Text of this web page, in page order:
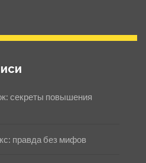
секреты повышения
правда без мифов